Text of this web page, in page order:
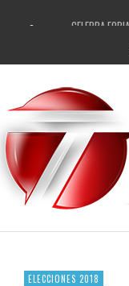
CELEBRA
REVISA EL
RECIBE PEPE
IMPULSA
DESTACAN
SE REHABILITAN
FORTALECE
ELECCIONES 2018